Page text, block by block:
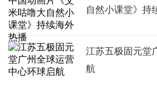
自然小课堂》持
江苏五极固元堂
航